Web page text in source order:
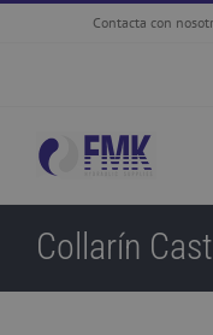
Contacta con
Collarín